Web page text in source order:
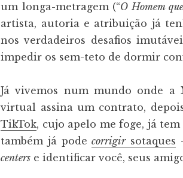
um longa-metragem (“O Homem
artista, autoria e atribuição já
nos verdadeiros desafios
impedir os sem-teto de dormir
Já vivemos num mundo onde
virtual assina um contrato,
TikTok, cujo apelo me foge, já
também já podecorrigirsotaques
centers e identificar você, seus